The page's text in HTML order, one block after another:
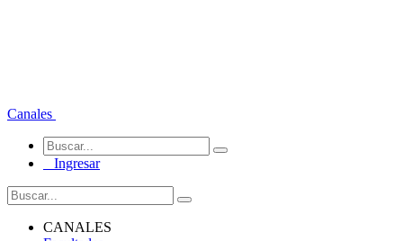
Canales
Ingresar
CANALES